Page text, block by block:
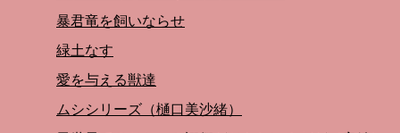
暴君竜を飼いならせ
緑土なす
愛を与える獣達
ムシシリーズ（樋口美沙緒）